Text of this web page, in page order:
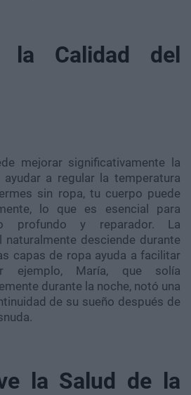
la Calidad del
mejorar significativamente la
a regular la temperatura
sin ropa, tu cuerpo puede
lo que es esencial para
profundo y reparador. La
desciende durante
capas de ropa ayuda a facilitar
ejemplo, María, que solía
durante la noche, notó una
de su sueño después de
la Salud de la